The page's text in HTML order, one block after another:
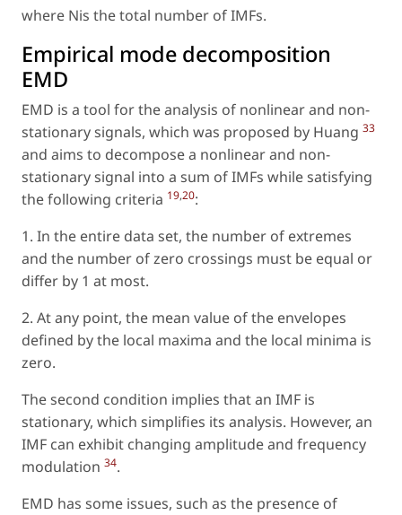
where Nis the total number of IMFs.
Empirical mode decomposition
EMD
EMD is a tool for the analysis of nonlinear and non-
stationary signals, which was proposed by Huang 33
and aims to decompose a nonlinear and non-
stationary signal into a sum of IMFs while satisfying
the following criteria 19,20:
1. In the entire data set, the number of extremes
and the number of zero crossings must be equal or
differ by 1 at most.
2. At any point, the mean value of the envelopes
defined by the local maxima and the local minima is
zero.
The second condition implies that an IMF is
stationary, which simplifies its analysis. However, an
IMF can exhibit changing amplitude and frequency
modulation 34.
EMD has some issues, such as the presence of